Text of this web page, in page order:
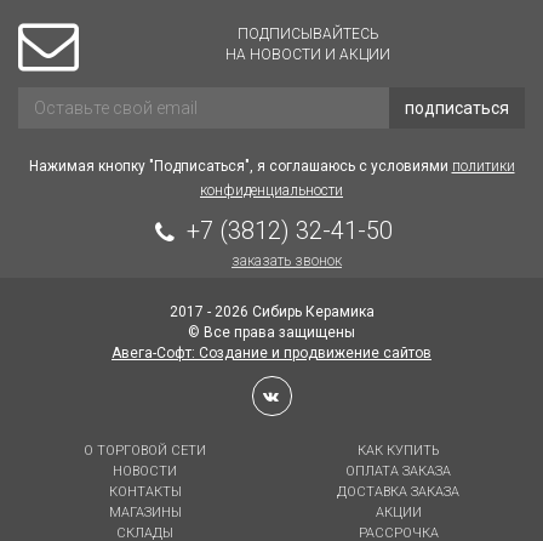
ПОДПИСЫВАЙТЕСЬ
НА НОВОСТИ И АКЦИИ
подписаться
Нажимая кнопку "Подписаться", я соглашаюсь с условиями политики
конфиденциальности
+7 (3812) 32-41-50
заказать звонок
2017 - 2026 Сибирь Керамика
© Все права защищены
Авега-Софт: Создание и продвижение сайтов
О ТОРГОВОЙ СЕТИ
НОВОСТИ
КОНТАКТЫ
МАГАЗИНЫ
СКЛАДЫ
КАК КУПИТЬ
ОПЛАТА ЗАКАЗА
ДОСТАВКА ЗАКАЗА
АКЦИИ
РАССРОЧКА